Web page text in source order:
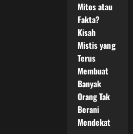
Mitos atau
Fakta?
Kisah
Mistis yang
Terus
Membuat
Banyak
Orang Tak
Berani
Mendekat